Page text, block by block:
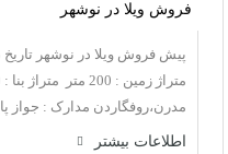
فروش ویلا در نوشهر
مدرن،روفگاردن مدارک : جواز
اطلاعات بيشتر